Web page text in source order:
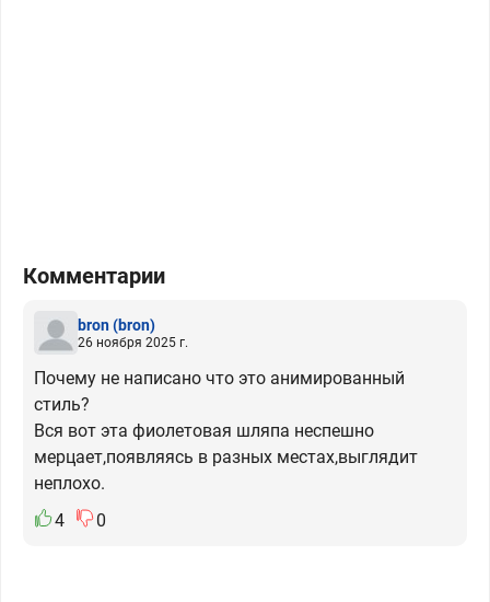
Комментарии
bron(bron)
26 ноября 2025 г.
Почему не написано что это анимированный
стиль?
Вся вот эта фиолетовая шляпа неспешно
мерцает,появляясь в разных местах,выглядит
неплохо.
4
0